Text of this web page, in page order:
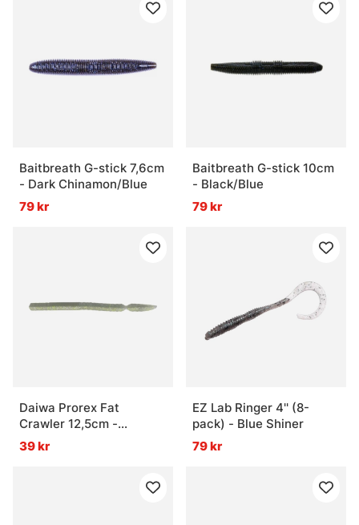
Baitbreath G-stick 7,6cm
- Dark Chinamon/Blue
79 kr
Baitbreath G-stick 10cm
- Black/Blue
79 kr
Daiwa Prorex Fat
Crawler 12,5cm -
Smoked Shad
39 kr
EZ Lab Ringer 4'' (8-
pack) - Blue Shiner
79 kr